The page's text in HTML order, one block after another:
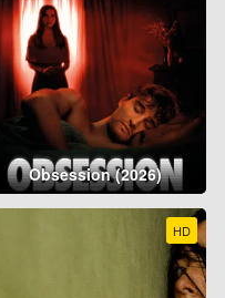
Obsession (2026)
HD